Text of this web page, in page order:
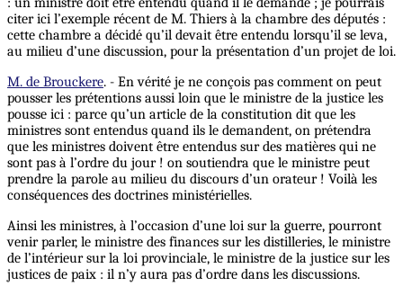
citer ici l’exemple récent de M. Thiers à la chambre des députés :
cette chambre a décidé qu’il devait être entendu lorsqu’il se leva,
au milieu d’une discussion, pour la présentation d’un projet de loi.
M. de Brouckere. - En vérité je ne conçois pas comment on peut
pousser les prétentions aussi loin que le ministre de la justice les
pousse ici : parce qu’un article de la constitution dit que les
ministres sont entendus quand ils le demandent, on prétendra
que les ministres doivent être entendus sur des matières qui ne
sont pas à l’ordre du jour ! on soutiendra que le ministre peut
prendre la parole au milieu du discours d’un orateur ! Voilà les
conséquences des doctrines ministérielles.
Ainsi les ministres, à l’occasion d’une loi sur la guerre, pourront
venir parler, le ministre des finances sur les distilleries, le ministre
de l’intérieur sur la loi provinciale, le ministre de la justice sur les
justices de paix : il n’y aura pas d’ordre dans les discussions.